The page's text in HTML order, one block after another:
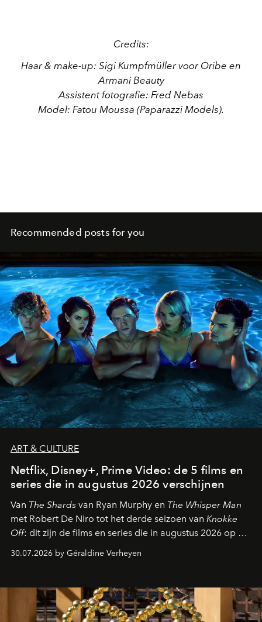
Credits:
Haar & make-up: Sigi Kumpfmüller voor Oribe en
Armani Beauty
Assistent fotografie: Fred Nebas
Model: Fatou Moussa (Paparazzi Models).
Recommended posts for you
ART & CULTURE
Netflix, Disney+, Prime Video: de 5 films en
series die in augustus 2026 verschijnen
Van The Shards van Ryan Murphy en The Whisper Man
met Robert De Niro tot het derde seizoen van Knokke
Off: dit zijn de films en series die in augustus 2026 op de
streamingplatformen verschijnen.
30.07.2026 by Géraldine Verheyen